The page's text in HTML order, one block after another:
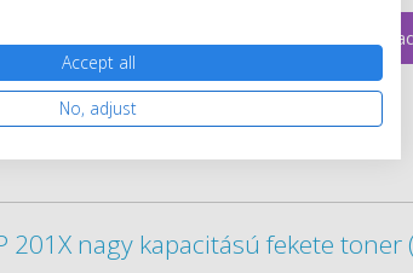
Részletes
201X nagy kapacitású fekete toner
Accept all
No, adjust